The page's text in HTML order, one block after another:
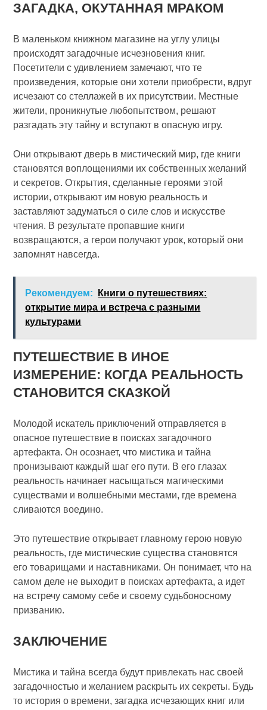
ЗАГАДКА, ОКУТАННАЯ МРАКОМ
В маленьком книжном магазине на углу улицы
происходят загадочные исчезновения книг.
Посетители с удивлением замечают, что те
произведения, которые они хотели приобрести, вдруг
исчезают со стеллажей в их присутствии. Местные
жители, проникнутые любопытством, решают
разгадать эту тайну и вступают в опасную игру.
Они открывают дверь в мистический мир, где книги
становятся воплощениями их собственных желаний
и секретов. Открытия, сделанные героями этой
истории, открывают им новую реальность и
заставляют задуматься о силе слов и искусстве
чтения. В результате пропавшие книги
возвращаются, а герои получают урок, который они
запомнят навсегда.
Рекомендуем:
Книги о путешествиях:
открытие мира и встреча с разными
культурами
ПУТЕШЕСТВИЕ В ИНОЕ
ИЗМЕРЕНИЕ: КОГДА РЕАЛЬНОСТЬ
СТАНОВИТСЯ СКАЗКОЙ
Молодой искатель приключений отправляется в
опасное путешествие в поисках загадочного
артефакта. Он осознает, что мистика и тайна
пронизывают каждый шаг его пути. В его глазах
реальность начинает насыщаться магическими
существами и волшебными местами, где времена
сливаются воедино.
Это путешествие открывает главному герою новую
реальность, где мистические существа становятся
его товарищами и наставниками. Он понимает, что на
самом деле не выходит в поисках артефакта, а идет
на встречу самому себе и своему судьбоносному
призванию.
ЗАКЛЮЧЕНИЕ
Мистика и тайна всегда будут привлекать нас своей
загадочностью и желанием раскрыть их секреты. Будь
то история о времени, загадка исчезающих книг или